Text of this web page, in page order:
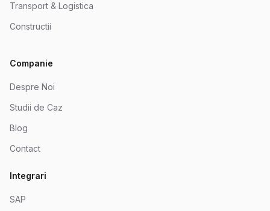
Transport & Logistica
Constructii
Companie
Despre Noi
Studii de Caz
Blog
Contact
Integrari
SAP